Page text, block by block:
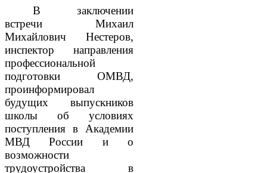
В заключении
встречи Михаил
Михайлович Нестеров,
инспектор направления
профессиональной
подготовки ОМВД,
проинформировал
будущих выпускников
школы об условиях
поступления в Академии
МВД России и о
возможности
трудоустройства в